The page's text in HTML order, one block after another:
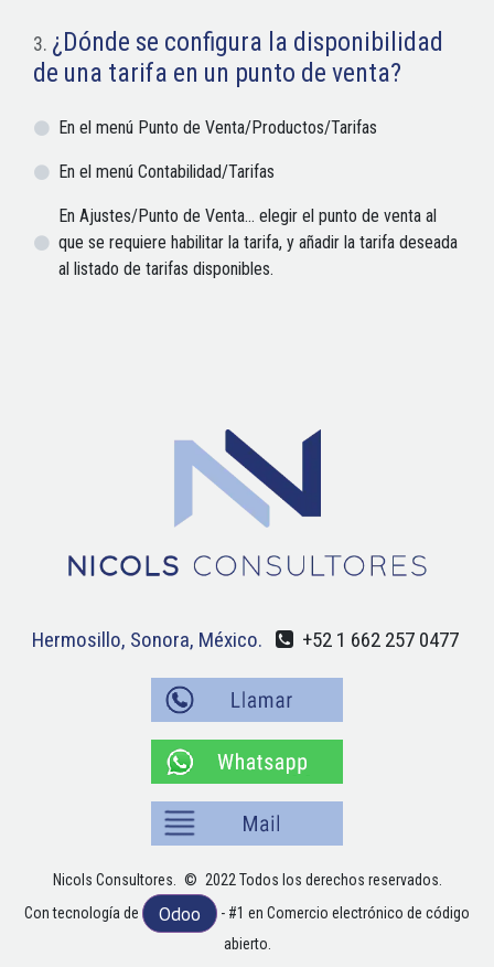
3. ¿Dónde se configura la disponibilidad
de una tarifa en un punto de venta?
En el menú Punto de Venta/Productos/Tarifas
En el menú Contabilidad/Tarifas
En Ajustes/Punto de Venta... elegir el punto de venta al
que se requiere habilitar la tarifa, y añadir la tarifa deseada
al listado de tarifas disponibles.
Hermosillo, Sonora, México. +52 1 662 257 0477
Nicols Consultores. © 2022 Todos los derechos reservados.
Con tecnología de
Odoo
- #1 en Comercio electrónico de código
abierto.